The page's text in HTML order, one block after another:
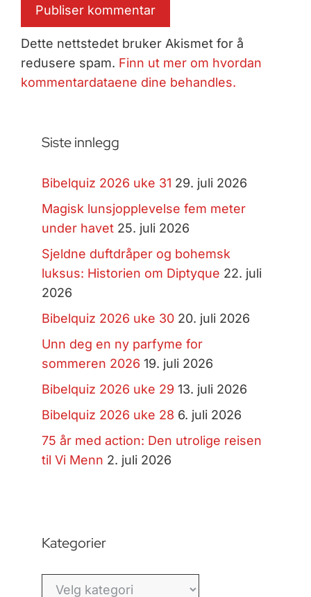
Dette nettstedet bruker Akismet for å
redusere spam. Finn ut mer om hvordan
kommentardataene dine behandles.
Siste innlegg
Bibelquiz 2026 uke 31 29. juli 2026
Magisk lunsjopplevelse fem meter
under havet 25. juli 2026
Sjeldne duftdråper og bohemsk
luksus: Historien om Diptyque 22. juli
2026
Bibelquiz 2026 uke 30 20. juli 2026
Unn deg en ny parfyme for
sommeren 2026 19. juli 2026
Bibelquiz 2026 uke 29 13. juli 2026
Bibelquiz 2026 uke 28 6. juli 2026
75 år med action: Den utrolige reisen
til Vi Menn 2. juli 2026
Kategorier
Kategorier